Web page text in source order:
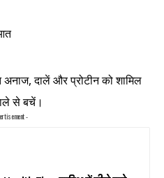
दालें और प्रोटीन को शामिल
से बचें।
-